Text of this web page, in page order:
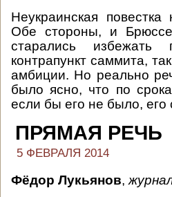
Неукраинская
Обе стороны, и
старались
контрапункт саммита,
амбиции. Но реально
было ясно, что по
если бы его не было,
ПРЯМАЯ РЕЧЬ
5 ФЕВРАЛЯ 2014
Фёдор Лукьянов,